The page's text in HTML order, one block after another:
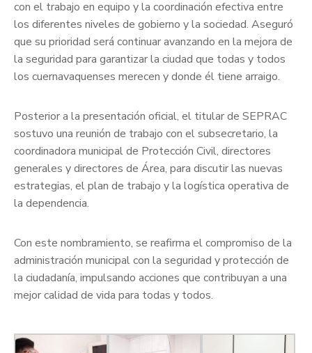
con el trabajo en equipo y la coordinación efectiva entre
los diferentes niveles de gobierno y la sociedad. Aseguró
que su prioridad será continuar avanzando en la mejora de
la seguridad para garantizar la ciudad que todas y todos
los cuernavaquenses merecen y donde él tiene arraigo.
Posterior a la presentación oficial, el titular de SEPRAC
sostuvo una reunión de trabajo con el subsecretario, la
coordinadora municipal de Protección Civil, directores
generales y directores de Área, para discutir las nuevas
estrategias, el plan de trabajo y la logística operativa de
la dependencia.
Con este nombramiento, se reafirma el compromiso de la
administración municipal con la seguridad y protección de
la ciudadanía, impulsando acciones que contribuyan a una
mejor calidad de vida para todas y todos.